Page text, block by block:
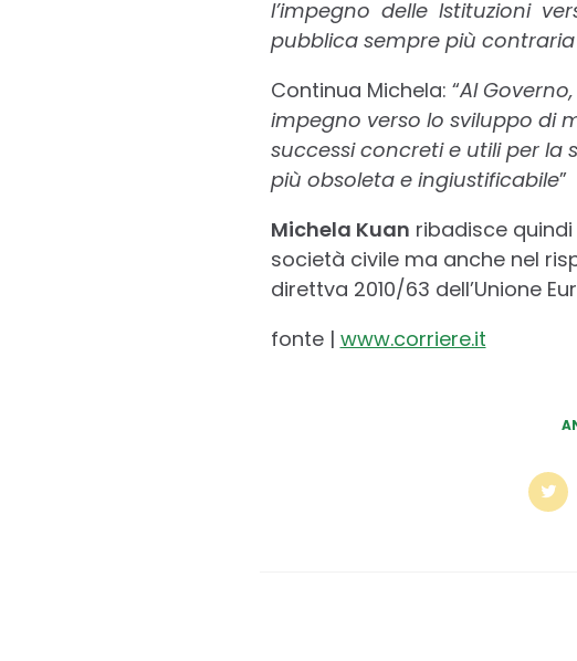
l’impegno delle Istituzioni
pubblica sempre più contraria
Continua Michela: “Al
impegno verso lo sviluppo di
successi concreti e utili per la
più obsoleta e ingiustificabile”
Michela Kuan ribadisce
società civile ma anche nel
direttva 2010/63 dell’Unione
fonte | www.corriere.it